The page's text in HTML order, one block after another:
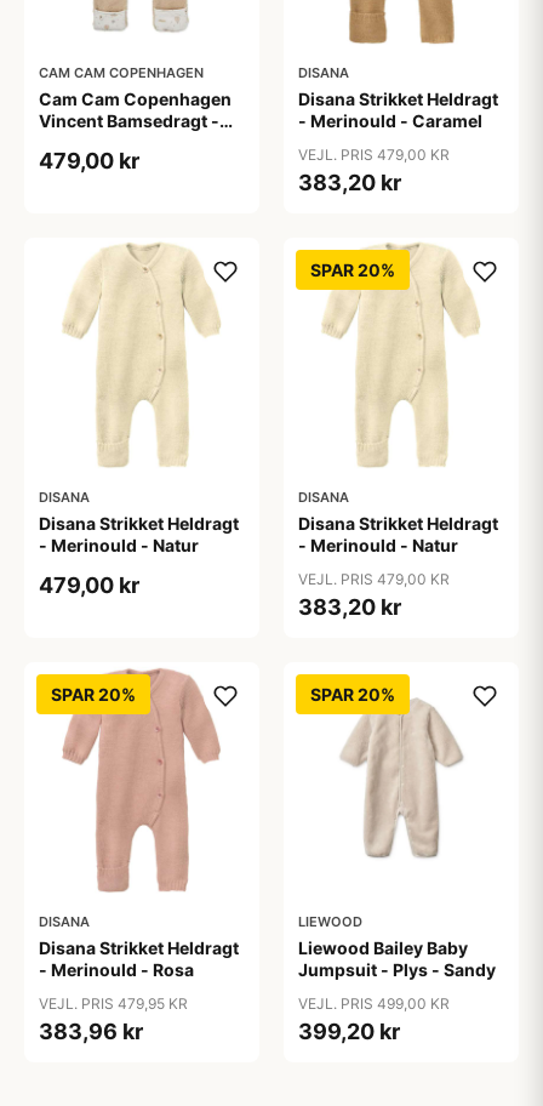
CAM CAM COPENHAGEN
Cam Cam Copenhagen
Vincent Bamsedragt -
479,00 kr
DISANA
Disana Strikket Heldragt
- Merinould - Caramel
VEJL. PRIS 479,00 KR
383,20 kr
DISANA
Disana Strikket Heldragt
- Merinould - Natur
479,00 kr
SPAR 20%
DISANA
Disana Strikket Heldragt
- Merinould - Natur
VEJL. PRIS 479,00 KR
383,20 kr
SPAR 20%
DISANA
Disana Strikket Heldragt
- Merinould - Rosa
VEJL. PRIS 479,95 KR
383,96 kr
SPAR 20%
LIEWOOD
Liewood Bailey Baby
Jumpsuit - Plys - Sandy
VEJL. PRIS 499,00 KR
399,20 kr